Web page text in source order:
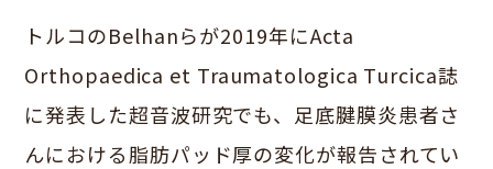
トルコのBelhanらが2019年にActa
Orthopaedica et Traumatologica Turcica誌
に発表した超音波研究でも、足底腱膜炎患者さ
んにおける脂肪パッド厚の変化が報告されてい